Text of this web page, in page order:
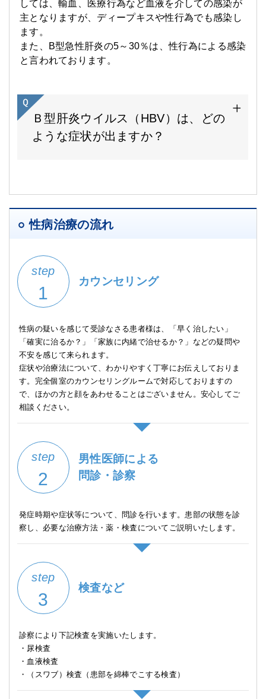
しては、輸血、医療行為など血液を介しての感染が
主となりますが、ディープキスや性行為でも感染し
ます。
また、B型急性肝炎の5～30％は、性行為による感染
と言われております。
Ｂ型肝炎ウイルス（HBV）は、どの
ような症状が出ますか？
性病治療の流れ
step
1
カウンセリング
性病の疑いを感じて受診なさる患者様は、「早く治したい」
「確実に治るか？」「家族に内緒で治せるか？」などの疑問や
不安を感じて来られます。
症状や治療法について、わかりやすく丁寧にお伝えしておりま
す。完全個室のカウンセリングルームで対応しておりますの
で、ほかの方と顔をあわせることはございません。安心してご
相談ください。
step
2
男性医師による
問診・診察
発症時期や症状等について、問診を行います。患部の状態を診
察し、必要な治療方法・薬・検査についてご説明いたします。
step
3
検査など
診察により下記検査を実施いたします。
・尿検査
・血液検査
・（スワブ）検査（患部を綿棒でこする検査）